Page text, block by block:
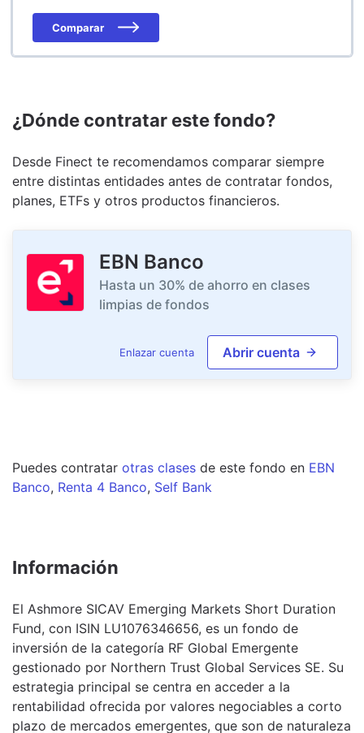
Comparar
¿Dónde contratar este fondo?
Desde Finect te recomendamos comparar siempre
entre distintas entidades antes de contratar fondos,
planes, ETFs y otros productos financieros.
EBN Banco
Hasta un 30% de ahorro en clases
limpias de fondos
Enlazar cuenta Abrir cuenta
Puedes contratar otras clases de este fondo en EBN
Banco, Renta 4 Banco, Self Bank
Información
El Ashmore SICAV Emerging Markets Short Duration
Fund, con ISIN LU1076346656, es un fondo de
inversión de la categoría RF Global Emergente
gestionado por Northern Trust Global Services SE. Su
estrategia principal se centra en acceder a la
rentabilidad ofrecida por valores negociables a corto
plazo de mercados emergentes, que son de naturaleza